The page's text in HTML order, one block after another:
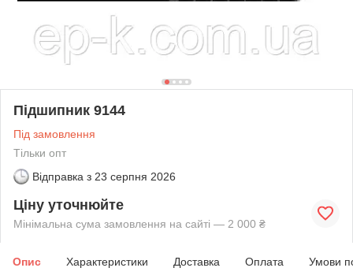
Підшипник 9144
Під замовлення
Тільки опт
Відправка з 23 серпня 2026
Ціну уточнюйте
Мінімальна сума замовлення на сайті — 2 000 ₴
Опис Характеристики Доставка Оплата Умови